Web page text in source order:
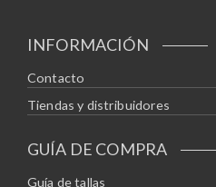
INFORMACIÓN
Contacto
Tiendas y distribuidores
GUÍA DE COMPRA
Guía de tallas